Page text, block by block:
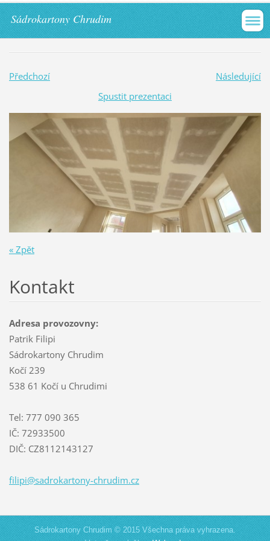
Sádrokartony Chrudim
Předchozí
Následující
Spustit prezentaci
« Zpět
Kontakt
Adresa provozovny:
Patrik Filipi
Sádrokartony Chrudim
Kočí 239
538 61 Kočí u Chrudimi
Tel: 777 090 365
IČ: 72933500
DIČ: CZ8112143127
filipi@sadrokartony-chrudim.cz
Sádrokartony Chrudim © 2015 Všechna práva vyhrazena.